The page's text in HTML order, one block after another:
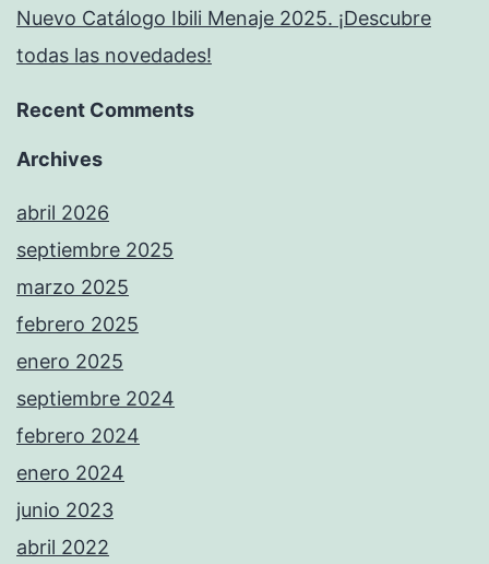
Nuevo Catálogo Ibili Menaje 2025. ¡Descubre
todas las novedades!
Recent Comments
Archives
abril 2026
septiembre 2025
marzo 2025
febrero 2025
enero 2025
septiembre 2024
febrero 2024
enero 2024
junio 2023
abril 2022